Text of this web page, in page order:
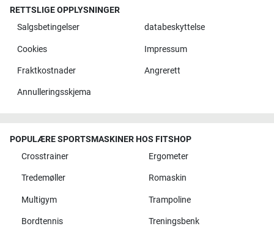
RETTSLIGE OPPLYSNINGER
Salgsbetingelser
databeskyttelse
Cookies Impressum
Fraktkostnader Angrerett
Annulleringsskjema
POPULÆRE SPORTSMASKINER HOS FITSHOP
Crosstrainer
Ergometer
Tredemøller Romaskin
Multigym Trampoline
Bordtennis Treningsbenk